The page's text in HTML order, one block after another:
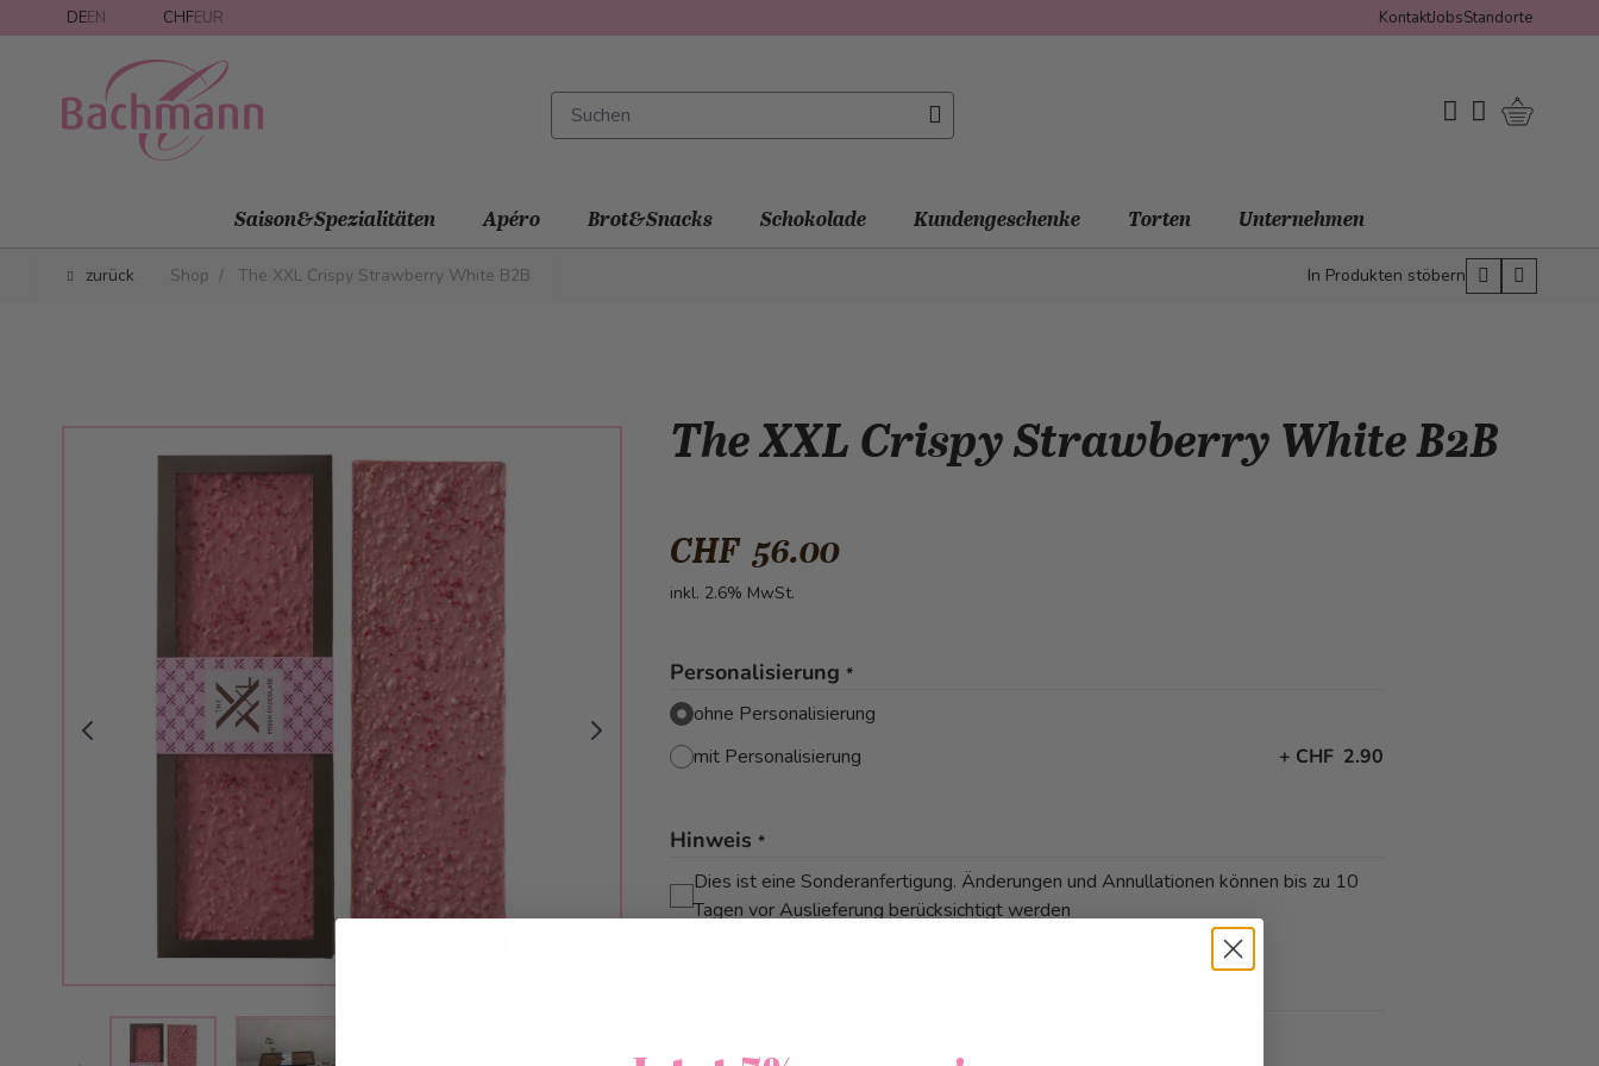
Direkt zum Inhalt
DEEN CHFEUR KontaktJobsStandorte
My Wishlist
Mein Konto
Saison&Spezialitäten Apéro Brot&Snacks Schokolade Kundengeschenke Torten Unternehmen
zurück Shop / The XXL Crispy Strawberry White B2B In Produkten stöbern
The XXL Crispy Strawberry White B2B
View larger image
CHF 56.00
inkl. 2.6% MwSt.
Personalisierung*
ohne Personalisierung
mit Personalisierung
+ CHF 2.90
Hinweis *
Dies ist eine Sonderanfertigung. Änderungen und Annullationen können bis zu 10
Tagen vor Auslieferung berücksichtigt werden